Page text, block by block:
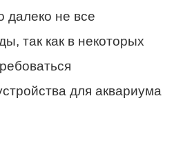
далеко не все
так как в некоторых
для аквариума